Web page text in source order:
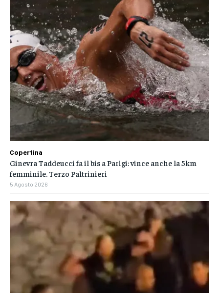
Copertina
Ginevra Taddeucci fa il bis a Parigi: vince anche la 5km
femminile. Terzo Paltrinieri
5 Agosto 2026